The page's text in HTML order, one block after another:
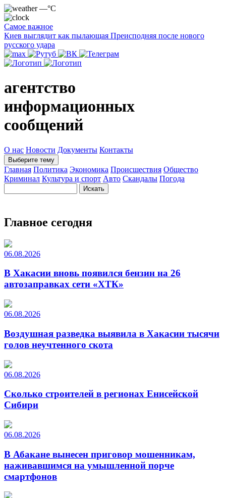
—°C
Самое важное
Киев выглядит как пылающая Преисподняя после нового
русского удара
агентство
информационных
сообщений
О нас Новости Документы Контакты
Выберите тему
Главная Политика Экономика Происшествия Общество
Криминал Культура и спорт Авто Скандалы Погода
Главное сегодня
06.08.2026
В Хакасии вновь появился бензин на 26
автозаправках сети «ХТК»
06.08.2026
Воздушная разведка выявила в Хакасии тысячи
голов неучтенного скота
06.08.2026
Сколько строителей в регионах Енисейской
Сибири
06.08.2026
В Абакане вынесен приговор мошенникам,
наживавшимся на умышленной порче
смартфонов